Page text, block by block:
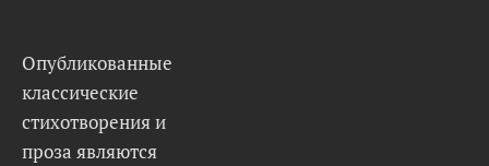
Опубликованные
классические
стихотворения и
проза являются